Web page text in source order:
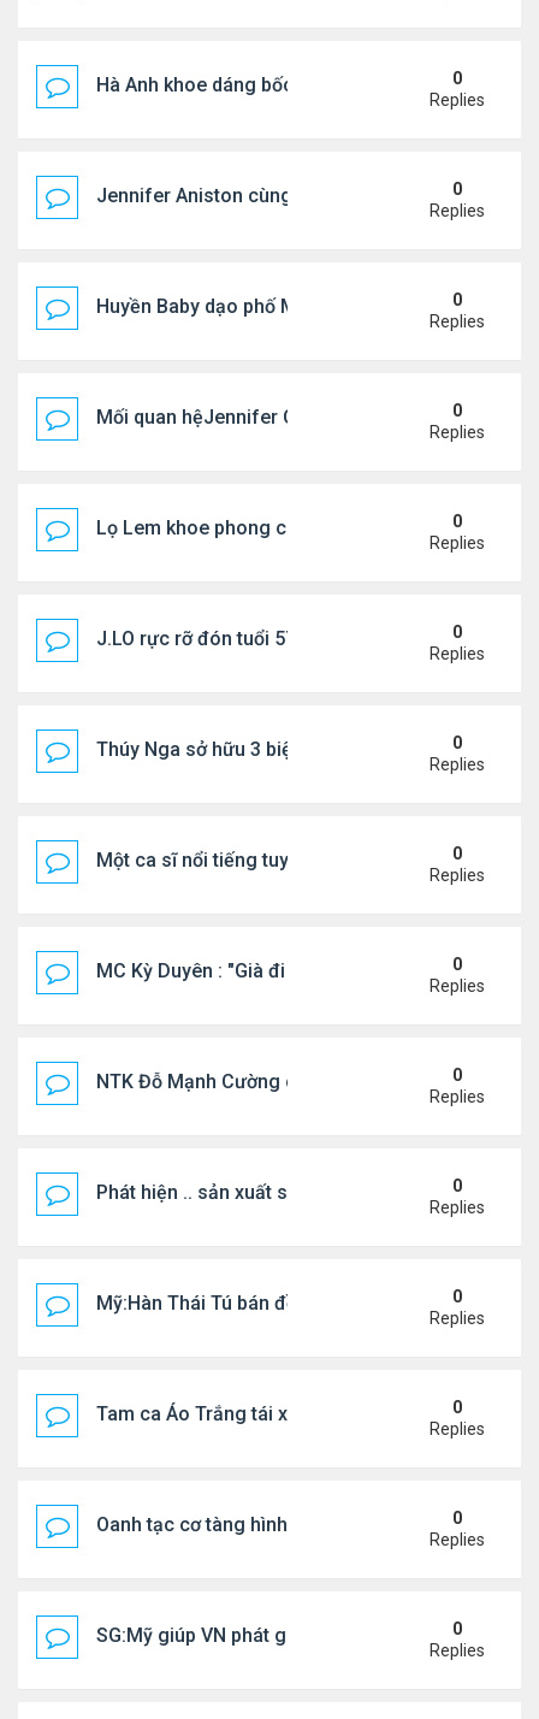
Hà Anh khoe dáng bốc lửa của ở Maldives
0
Replies
Jennifer Aniston cùng bạn trai nghỉ dưỡng trên du
0
Replies
Huyền Baby dạo phố Mỹ
0
Replies
Mối quan hệJennifer Garner và mẹ chồng cũ
0
Replies
Lọ Lem khoe phong cách ở New York
0
Replies
J.LO rực rỡ đón tuổi 57 trên đất Âu
0
Replies
Thúy Nga sở hữu 3 biệt thự triệu USD ở Mỹ
0
Replies
Một ca sĩ nổi tiếng tuyên bố không thu tiền tác
0
Replies
MC Kỳ Duyên : "Già đi cũng là một đặc ân"
0
Replies
NTK Đỗ Mạnh Cường chi 100 triệu đồng thuê...
0
Replies
Phát hiện .. sản xuất sữa 'pha bột giặt'
0
Replies
Mỹ:Hàn Thái Tú bán đồ ăn online mưu sinh
0
Replies
Tam ca Áo Trắng tái xuất trên sân khấu
0
Replies
Oanh tạc cơ tàng hình đáng sợ nhất thế giới
0
Replies
SG:Mỹ giúp VN phát giác xưởng sản xuất giày
0
Replies